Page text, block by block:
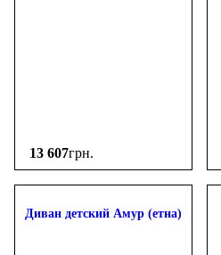
13 607грн.
Диван детский Амур (етна)